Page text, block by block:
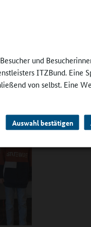
und
ITZBund. Eine
von selbst. Eine
Auswahl bestätigen
in der